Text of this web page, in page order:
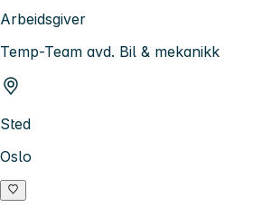
Arbeidsgiver
Temp-Team avd. Bil & mekanikk
Sted
Oslo